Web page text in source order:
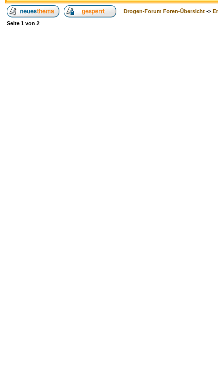
Drogen-Forum Foren-Übersicht ->
Seite 1 von 2